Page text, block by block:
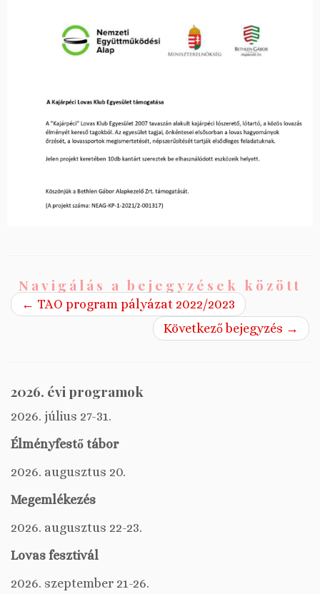
Navigálás a bejegyzések között
← TAO program pályázat 2022/2023
Következő bejegyzés →
2026. évi programok
2026. július 27-31.
Élményfestő tábor
2026. augusztus 20.
Megemlékezés
2026. augusztus 22-23.
Lovas fesztivál
2026. szeptember 21-26.